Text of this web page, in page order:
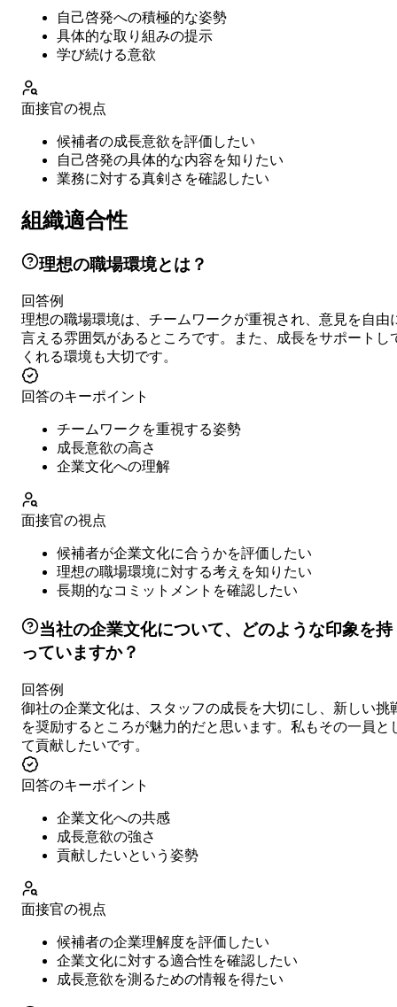
自己啓発への積極的な姿勢
具体的な取り組みの提示
学び続ける意欲
面接官の視点
候補者の成長意欲を評価したい
自己啓発の具体的な内容を知りたい
業務に対する真剣さを確認したい
組織適合性
理想の職場環境とは？
回答例
理想の職場環境は、チームワークが重視され、意見を自由
言える雰囲気があるところです。また、成長をサポートし
くれる環境も大切です。
回答のキーポイント
チームワークを重視する姿勢
成長意欲の高さ
企業文化への理解
面接官の視点
候補者が企業文化に合うかを評価したい
理想の職場環境に対する考えを知りたい
長期的なコミットメントを確認したい
当社の企業文化について、どのような印象を持
っていますか？
回答例
御社の企業文化は、スタッフの成長を大切にし、新しい挑
を奨励するところが魅力的だと思います。私もその一員と
て貢献したいです。
回答のキーポイント
企業文化への共感
成長意欲の強さ
貢献したいという姿勢
面接官の視点
候補者の企業理解度を評価したい
企業文化に対する適合性を確認したい
成長意欲を測るための情報を得たい